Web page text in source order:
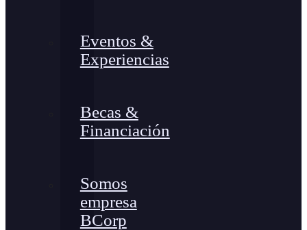
Eventos &
Experiencias
Becas &
Financiación
Somos
empresa
BCorp